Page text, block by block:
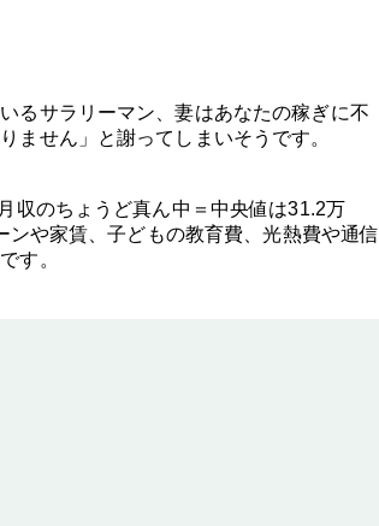
るサラリーマン、妻はあなたの稼ぎに不
ません」と謝ってしまいそうです。
収のちょうど真ん中＝中央値は31.2万
や家賃、子どもの教育費、光熱費や通信
す。